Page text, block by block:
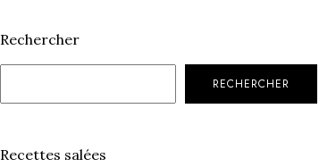
Rechercher
RECHERCHER
Recettes salées